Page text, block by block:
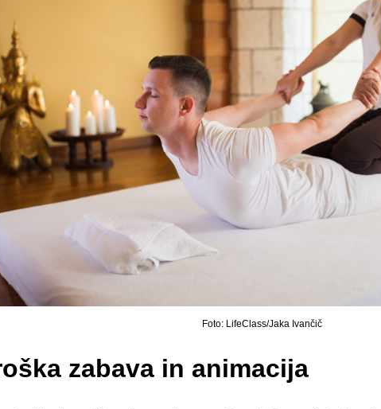
Foto: LifeClass/Jaka Ivančič
zabava in animacija